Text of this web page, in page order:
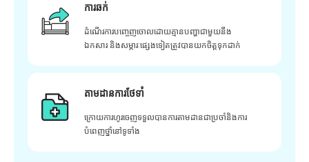
ការឆក់
ដំណើរការបញ្ចេញចោលដោយគ្មានបញ្ហាជាមួយនឹង
ឯកសារ និងសម្ភារៈផ្សេងទៀតត្រូវបានយកចិត្តទុកដាក់
តាមដានការថែទាំ
ក្រោយ​ការ​ហូរ​ចេញ​ទទួល​បាន​ការ​តាមដាន​ជា​ប្រចាំ​និង​ការ​
បំពេញ​ថ្នាំ​នៅ​ទូទាំង​